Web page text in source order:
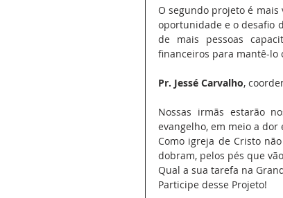
O segundo projeto é
oportunidade e o desafio
de mais pessoas
financeiros para mantê-lo
Pr. Jessé Carvalho,
Nossas irmãs estarão
evangelho, em meio a
Como igreja de Cristo
dobram, pelos pés que
Qual a sua tarefa na
Participe desse Projeto!